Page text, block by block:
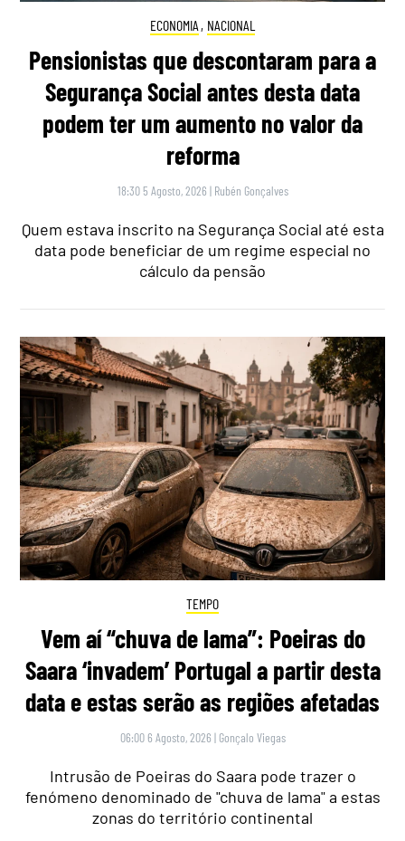
ECONOMIA , NACIONAL
Pensionistas que descontaram para a
Segurança Social antes desta data
podem ter um aumento no valor da
reforma
18:30 5 Agosto, 2026 | Rubén Gonçalves
Quem estava inscrito na Segurança Social até esta
data pode beneficiar de um regime especial no
cálculo da pensão
TEMPO
Vem aí “chuva de lama”: Poeiras do
Saara ‘invadem’ Portugal a partir desta
data e estas serão as regiões afetadas
06:00 6 Agosto, 2026 | Gonçalo Viegas
Intrusão de Poeiras do Saara pode trazer o
fenómeno denominado de "chuva de lama" a estas
zonas do território continental